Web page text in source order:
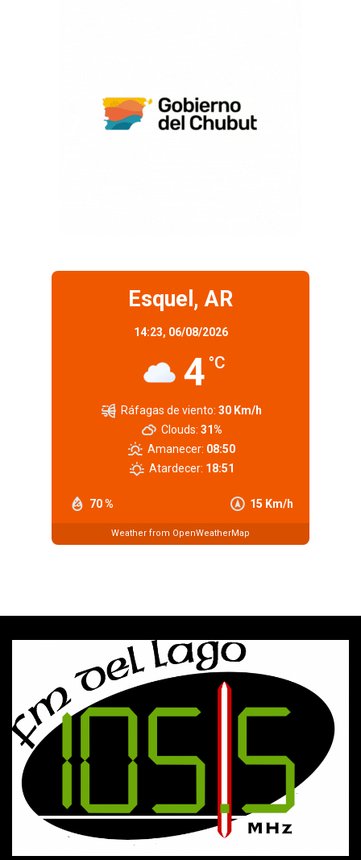
Esquel, AR
14:23, 06/08/2026
4 °C
70 % 15 Km/h
Ráfagas de viento: 30 Km/h
Clouds: 31%
Amanecer: 08:50
Atardecer: 18:51
Weather from OpenWeatherMap